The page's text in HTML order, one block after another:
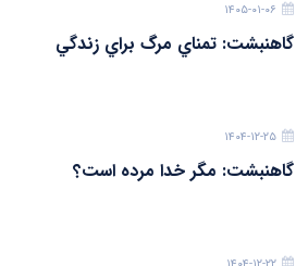
۱۴۰۵-۰۱-۰۶
گاهنبشت: تمناي مرگ براي زندگي
۱۴۰۴-۱۲-۲۵
گاهنبشت: مگر خدا مرده است؟